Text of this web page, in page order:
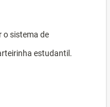
o sistema de
estudantil.